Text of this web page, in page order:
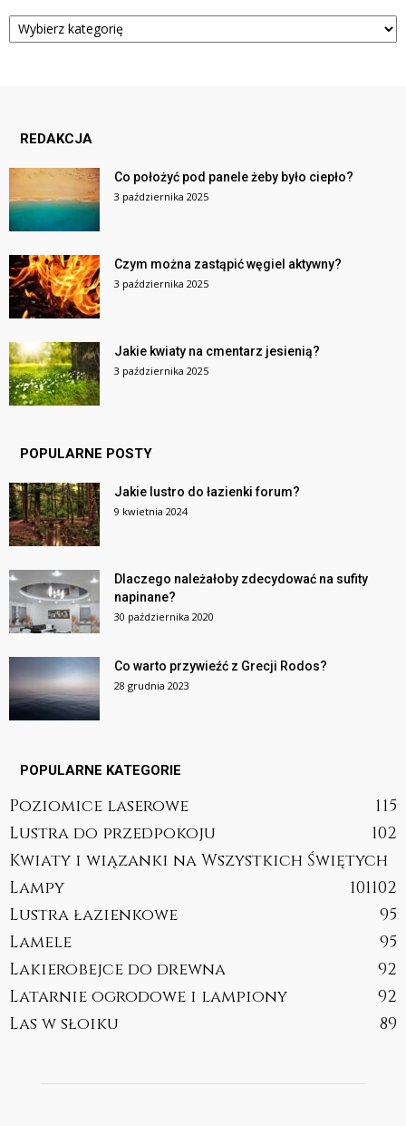
Kategorie
REDAKCJA
Co położyć pod panele żeby było ciepło?
3 października 2025
Czym można zastąpić węgiel aktywny?
3 października 2025
Jakie kwiaty na cmentarz jesienią?
3 października 2025
POPULARNE POSTY
Jakie lustro do łazienki forum?
9 kwietnia 2024
Dlaczego należałoby zdecydować na sufity
napinane?
30 października 2020
Co warto przywieźć z Grecji Rodos?
28 grudnia 2023
POPULARNE KATEGORIE
Poziomice laserowe
115
Lustra do przedpokoju
102
Kwiaty i wiązanki na Wszystkich Świętych
102
Lampy
101
Lustra łazienkowe
95
Lamele
95
Lakierobejce do drewna
92
Latarnie ogrodowe i lampiony
92
Las w słoiku
89